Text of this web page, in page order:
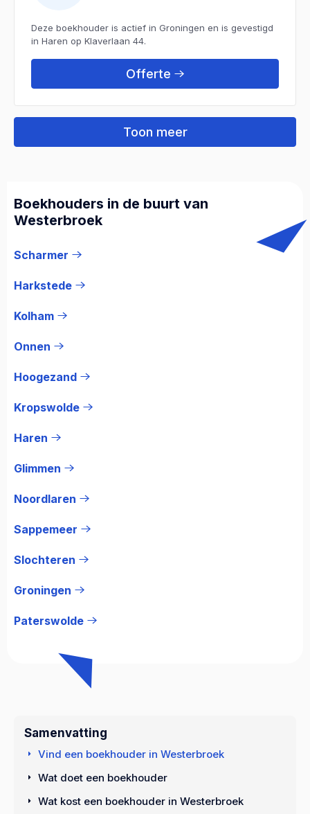
Deze boekhouder is actief in Groningen en is gevestigd
in Haren op Klaverlaan 44.
Offerte
Toon meer
Boekhouders in de buurt van
Westerbroek
Scharmer
Harkstede
Kolham
Onnen
Hoogezand
Kropswolde
Haren
Glimmen
Noordlaren
Sappemeer
Slochteren
Groningen
Paterswolde
Samenvatting
Vind een boekhouder in Westerbroek
Wat doet een boekhouder
Wat kost een boekhouder in Westerbroek